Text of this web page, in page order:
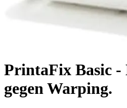
PrintaFix Basic -
gegen Warping.